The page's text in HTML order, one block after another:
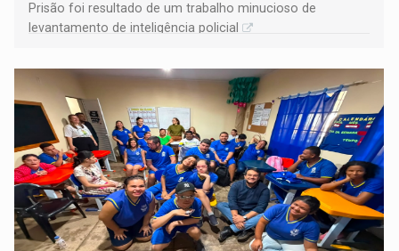
Prisão foi resultado de um trabalho minucioso de
levantamento de inteligência policial